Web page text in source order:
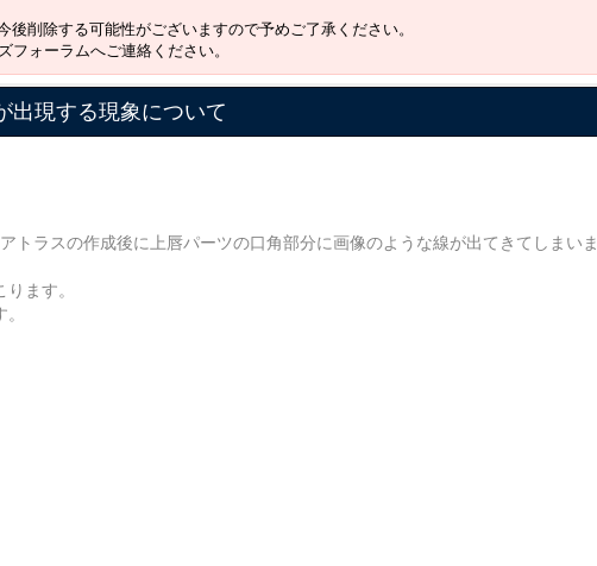
削除する可能性がございますので予めご了承ください。
ォーラムへご連絡ください。
出現する現象について
ラスの作成後に上唇パーツの口角部分に画像のような線が出てきてしまいま
ます。